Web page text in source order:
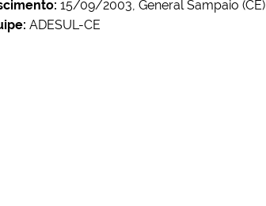
15/09/2003, General Sampaio (CE)
ADESUL-CE